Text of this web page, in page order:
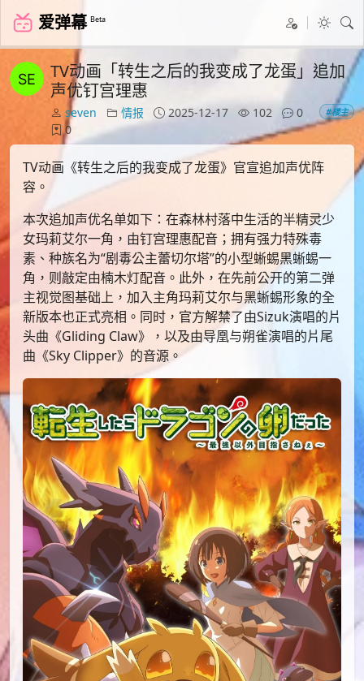
爱弹幕 Beta
TV动画「转生之后的我变成了龙蛋」追加
声优钉宫理惠
seven 情报 2025-12-17 102
0
0
#楼主
TV动画《转生之后的我变成了龙蛋》官宣追加声优阵
容。
本次追加声优名单如下：在森林村落中生活的半精灵少
女玛莉艾尔一角，由钉宫理惠配音；拥有强力特殊毒
素、种族名为“剧毒公主蕾切尔塔”的小型蜥蜴黑蜥蜴一
角，则敲定由楠木灯配音。此外，在先前公开的第二弹
主视觉图基础上，加入主角玛莉艾尔与黑蜥蜴形象的全
新版本也正式亮相。同时，官方解禁了由Sizuk演唱的片
头曲《Gliding Claw》，以及由导凰与朔雀演唱的片尾
曲《Sky Clipper》的音源。